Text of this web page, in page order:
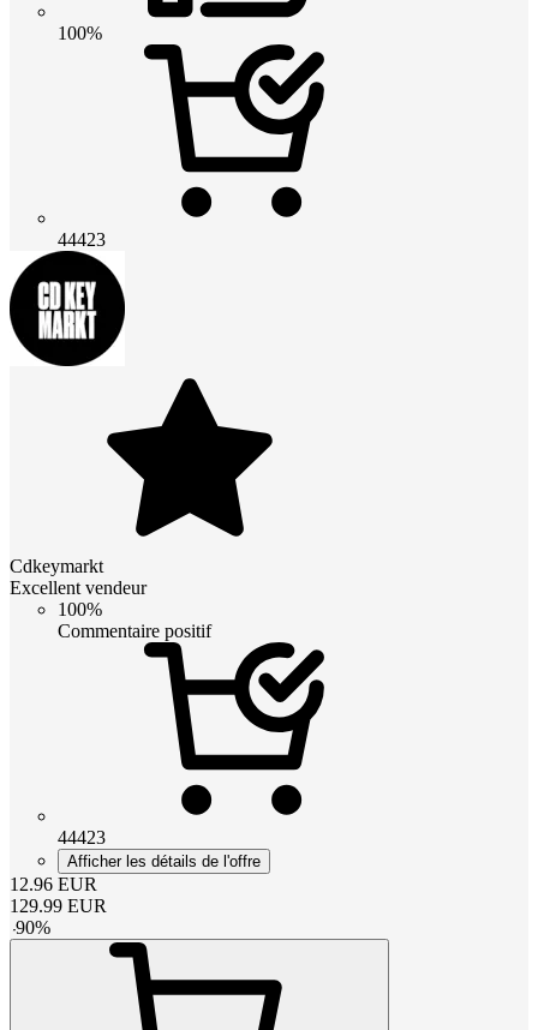
100%
44423
Cdkeymarkt
Excellent vendeur
100%
Commentaire positif
44423
Afficher les détails de l'offre
12.96 EUR
129.99 EUR
-90%